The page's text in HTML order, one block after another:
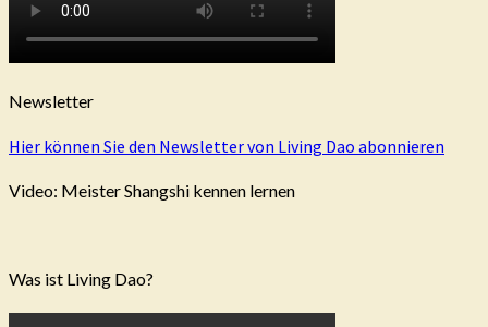
Newsletter
Hier können Sie den Newsletter von Living Dao abonnieren
Video: Meister Shangshi kennen lernen
Was ist Living Dao?